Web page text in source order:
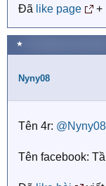
Đã like page +
★
Nyny08
Tên 4r: @Nyny08
Tên facebook: